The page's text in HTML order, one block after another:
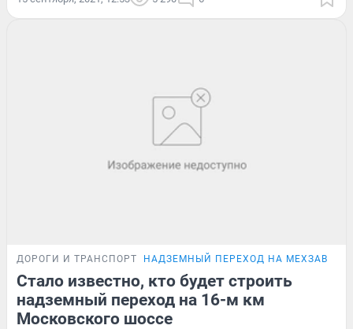
ДОРОГИ И ТРАНСПОРТ НАДЗЕМНЫЙ ПЕРЕХОД НА МЕХЗАВОДЕ
Стало известно, кто будет строить
надземный переход на 16-м км
Московского шоссе